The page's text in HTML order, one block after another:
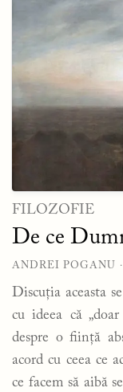
FILOZOFIE
De ce
ANDREI POGANU
Discuția aceasta
cu ideea că
despre o ființă
acord cu ceea ce
ce facem să aibă